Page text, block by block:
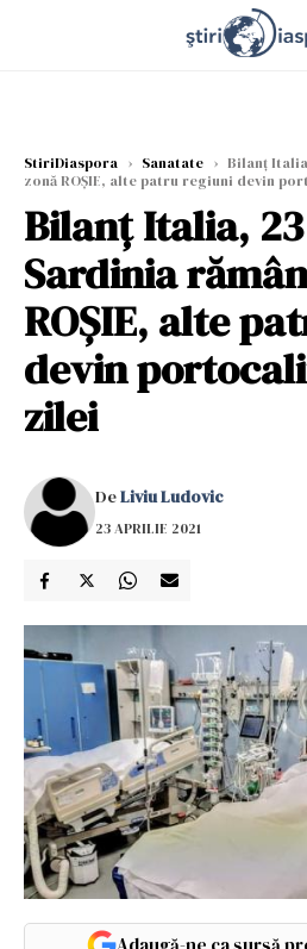
StiriDiaspora › Sanatate › Bilanț
zonă ROȘIE, alte patru regiuni devin
Bilanț Italia,
Sardinia
ROȘIE, alte
devin
zilei
DeLiviu Ludovic
23 APRILIE 2021